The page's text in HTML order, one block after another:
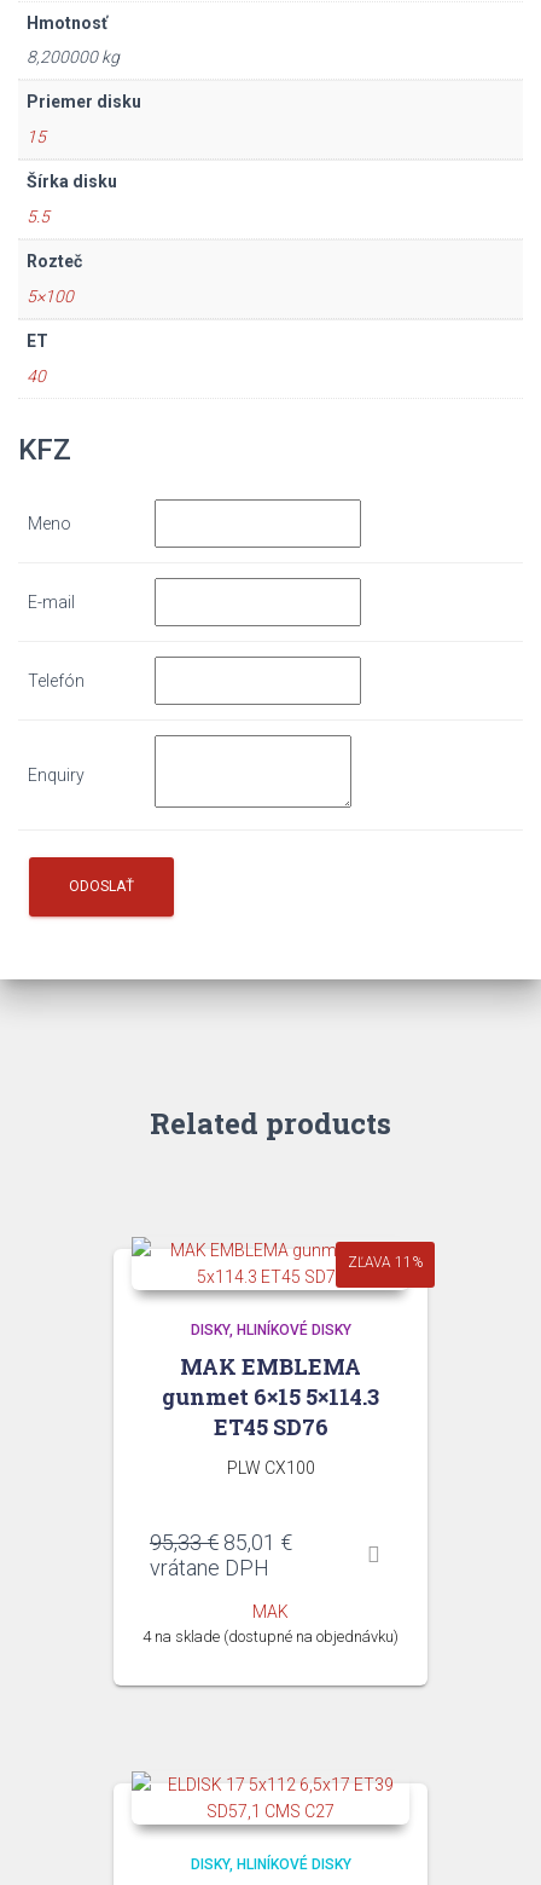
Hmotnosť
8,200000 kg
Priemer disku
15
Šírka disku
5.5
Rozteč
5×100
ET
40
KFZ
Meno
E-mail
Telefón
Enquiry
Related products
ZĽAVA 11%
DISKY HLINÍKOVÉ DISKY
MAK EMBLEMA
gunmet 6×15 5×114.3
ET45 SD76
PLW CX100
95,33€ Pôvodná
cena
95,33 €.
85,01 €Aktuálna
vrátane DPH
MAK
4 na sklade (dostupné na objednávku)
DISKY HLINÍKOVÉ DISKY